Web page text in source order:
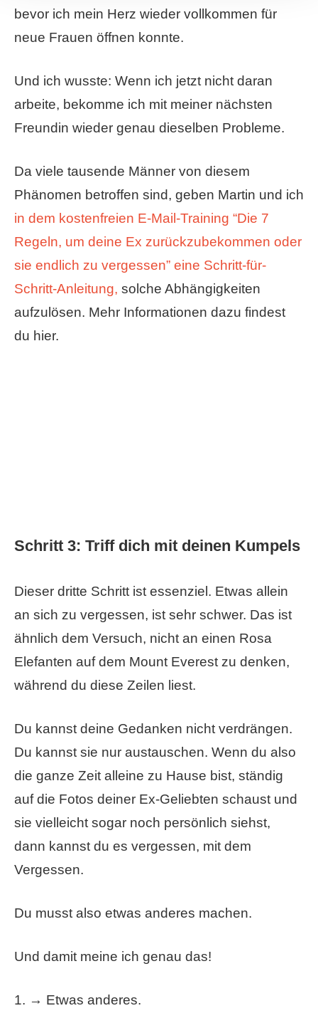
bevor ich mein Herz wieder vollkommen für
neue Frauen öffnen konnte.
Und ich wusste: Wenn ich jetzt nicht daran
arbeite, bekomme ich mit meiner nächsten
Freundin wieder genau dieselben Probleme.
Da viele tausende Männer von diesem
Phänomen betroffen sind, geben Martin und ich
in dem kostenfreien E-Mail-Training “Die 7
Regeln, um deine Ex zurückzubekommen oder
sie endlich zu vergessen” eine Schritt-für-
Schritt-Anleitung, solche Abhängigkeiten
aufzulösen. Mehr Informationen dazu findest
du hier.
Schritt 3: Triff dich mit deinen Kumpels
Dieser dritte Schritt ist essenziel. Etwas allein
an sich zu vergessen, ist sehr schwer. Das ist
ähnlich dem Versuch, nicht an einen Rosa
Elefanten auf dem Mount Everest zu denken,
während du diese Zeilen liest.
Du kannst deine Gedanken nicht verdrängen.
Du kannst sie nur austauschen. Wenn du also
die ganze Zeit alleine zu Hause bist, ständig
auf die Fotos deiner Ex-Geliebten schaust und
sie vielleicht sogar noch persönlich siehst,
dann kannst du es vergessen, mit dem
Vergessen.
Du musst also etwas anderes machen.
Und damit meine ich genau das!
1. → Etwas anderes.